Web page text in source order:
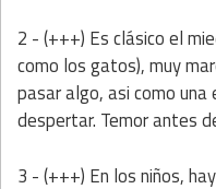
2 - (+++) Es clásico el
como los gatos), muy
pasar algo, asi como
despertar. Temor antes
3 - (+++) En los niños,